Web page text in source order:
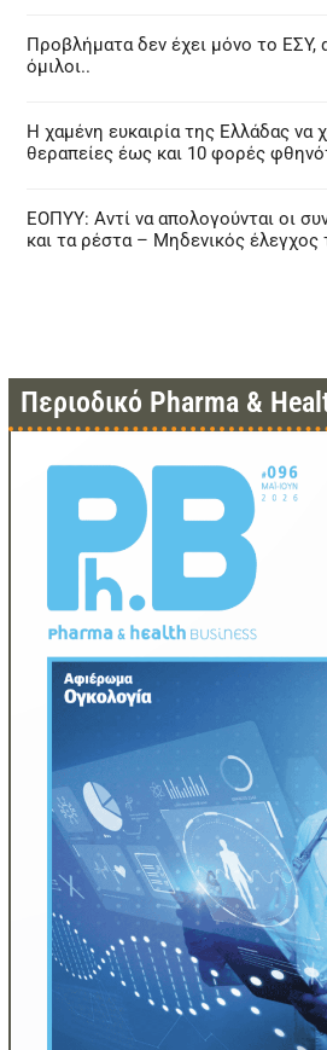
Προβλήματα δεν έχει μόνο το ΕΣΥ,
όμιλοι..
Η χαμένη ευκαιρία της Ελλάδας να
θεραπείες έως και 10 φορές
ΕΟΠΥΥ: Αντί να απολογούνται οι
και τα ρέστα – Μηδενικός
Περιοδικό Pharma &